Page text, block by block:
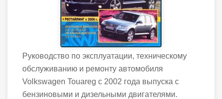
Руководство по эксплуатации, техническому
обслуживанию и ремонту автомобиля
Volkswagen Touareg с 2002 года выпуска с
бензиновыми и дизельными двигателями.